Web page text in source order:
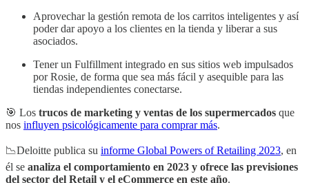
Aprovechar la gestión remota de los carritos inteligentes y así
poder dar apoyo a los clientes en la tienda y liberar a sus
asociados.
Tener un Fulfillment integrado en sus sitios web impulsados
por Rosie, de forma que sea más fácil y asequible para las
tiendas independientes conectarse.
🎯 Los trucos de marketing y ventas de los supermercados que
nos influyen psicológicamente para comprar más.
📉Deloitte publica su informe Global Powers of Retailing 2023, en
él se analiza el comportamiento en 2023 y ofrece las previsiones
del sector del Retail y el eCommerce en este año.